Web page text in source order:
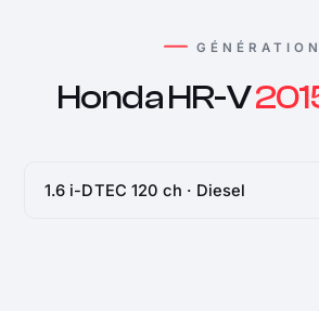
GÉNÉRATION
Honda HR-V
1.6 i-DTEC 120 ch · Diesel